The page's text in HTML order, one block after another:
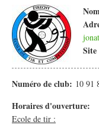
Numéro de club: 10 91
Horaires d'ouverture:
Ecole de tir :